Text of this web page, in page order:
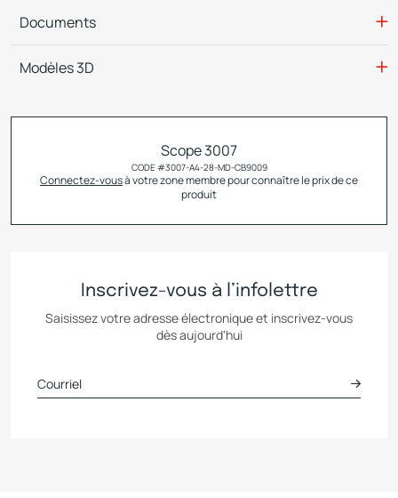
Documents
Modèles 3D
Scope 3007
CODE #3007-A4-28-MD-CB9009
Connectez-vousà votre zone membre pour connaître le prix de ce
produit
Inscrivez-vous à l’infolettre
Saisissez votre adresse électronique et inscrivez-vous
dès aujourd'hui